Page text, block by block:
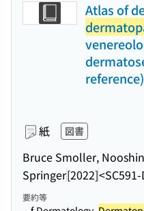
Atlas of
reference)
紙 図書
Bruce Smoller,
Springer[2022]
要約等